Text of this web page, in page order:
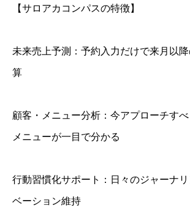
【サロアカコンパスの特徴】
未来売上予測：予約入力だけで来月以
算
顧客・メニュー分析：今アプローチす
メニューが一目で分かる
行動習慣化サポート：日々のジャーナ
ベーション維持